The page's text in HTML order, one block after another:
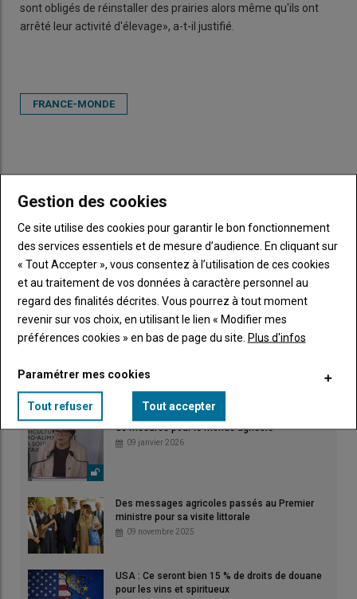
sont obligés de réinstaller des prairies alors même qu'ils ont
arrêté leur activité d'élevage», a-t-il justifié.
FRANCE-MONDE
VOUS AIMEREZ AUSSI
MSA : une enveloppe GNR de 20 millions
d'euros pour la prise en charge de cotisations
« La presse locale doit être LE titre de confiance
27 mai 2026
La ministre de l'agriculture annonce une série
de mesures pour le monde agricole
09 janvier 2026
Des messages agricoles passés au Premier
ministre pour sa visite littorale
09 novembre 2025
USA : Ce seront bien 15 % de droits de douane
pour les vins et spiritueux
Gestion des cookies
Ce site utilise des cookies pour garantir le bon fonctionnement
des services essentiels et de mesure d’audience. En cliquant sur
« Tout Accepter », vous consentez à l’utilisation de ces cookies
et au traitement de vos données à caractère personnel au
regard des finalités décrites. Vous pourrez à tout moment
revenir sur vos choix, en utilisant le lien « Modifier mes
préférences cookies » en bas de page du site. Plus d'infos
Paramétrer mes cookies
Tout refuser Tout accepter